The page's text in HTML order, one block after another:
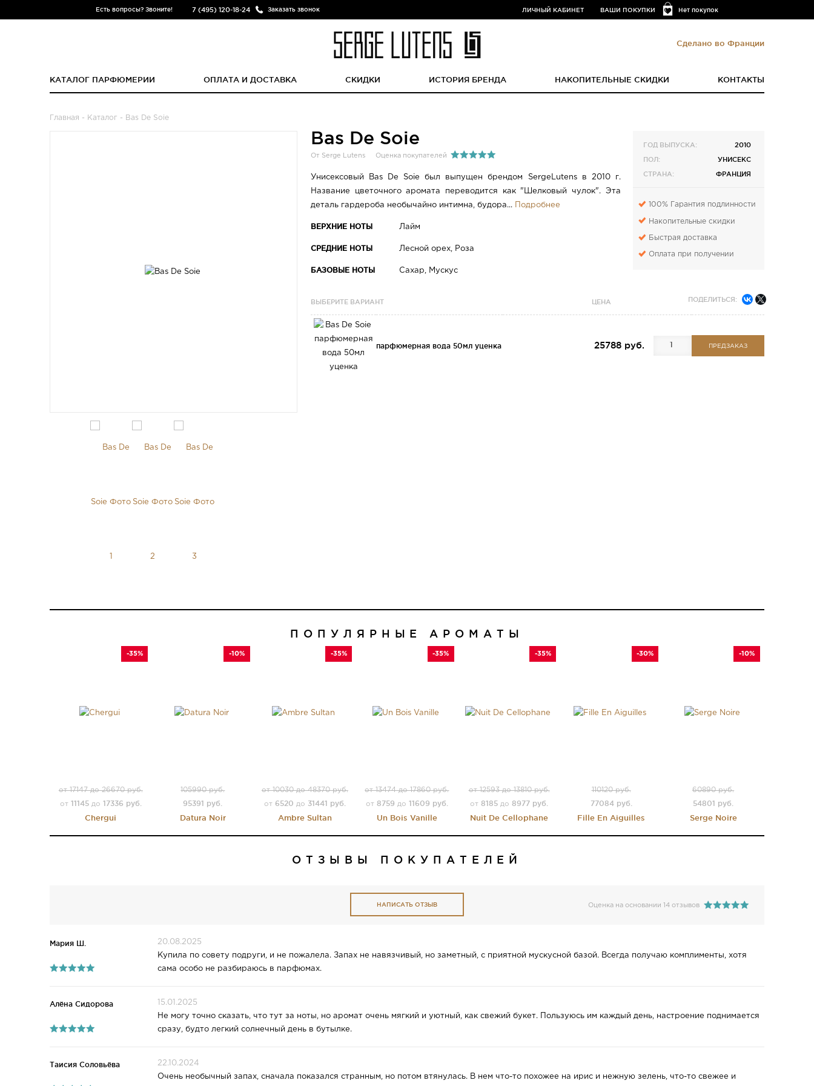
Есть вопросы? Звоните! 7 (495) 120-18-24 Заказать звонок Нет покупок
ЛИЧНЫЙ КАБИНЕТ ВАШИ ПОКУПКИ
Сделано во Франции
КАТАЛОГ ПАРФЮМЕРИИ ОПЛАТА И ДОСТАВКА СКИДКИ ИСТОРИЯ БРЕНДА НАКОПИТЕЛЬНЫЕ СКИДКИ КОНТАКТЫ
Главная - Каталог - Bas De Soie
Bas De Soie
От Serge Lutens Оценка покупателей
Унисексовый Bas De Soie был выпущен брендом SergeLutens в 2010 г.
Название цветочного аромата переводится как "Шелковый чулок". Эта
деталь гардероба необычайно интимна, будора... Подробнее
ВЕРХНИЕ НОТЫ Лайм
СРЕДНИЕ НОТЫ Лесной орех, Роза
БАЗОВЫЕ НОТЫ Сахар, Мускус
ГОД ВЫПУСКА:
2010
ПОЛ:
УНИСЕКС
СТРАНА:
ФРАНЦИЯ
100% Гарантия подлинности
Накопительные скидки
Быстрая доставка
Оплата при получении
ВЫБЕРИТЕ ВАРИАНТ ЦЕНА ПОДЕЛИТЬСЯ:
парфюмерная вода 50мл уценка 25788 руб. ПРЕДЗАКАЗ
ПОПУЛЯРНЫЕ АРОМАТЫ
-35%
от 17147 до 26670 руб.
от 11145до 17336 руб.
Chergui
-10%
105990 руб.
95391 руб.
Datura Noir
-35%
от 10030 до 48370 руб.
от 6520 до 31441 руб.
Ambre Sultan
-35%
от 13474 до 17860 руб.
от 8759 до 11609 руб.
Un Bois Vanille
-35%
от 12593 до 13810 руб.
от8185 до8977 руб.
Nuit De Cellophane
-30%
110120 руб.
77084 руб.
Fille En Aiguilles
-10%
60890 руб.
54801 руб.
Serge Noire
ОТЗЫВЫ ПОКУПАТЕЛЕЙ
НАПИСАТЬ ОТЗЫВ Оценка на основании 14 отзывов
Мария Ш.
20.08.2025
Купила по совету подруги, и не пожалела. Запах не навязчивый, но заметный, с приятной мускусной базой. Всегда получаю комплименты, хотя
сама особо не разбираюсь в парфюмах.
Алёна Сидорова
15.01.2025
Не могу точно сказать, что тут за ноты, но аромат очень мягкий и уютный, как свежий букет. Пользуюсь им каждый день, настроение поднимается
сразу, будто легкий солнечный день в бутылке.
Таисия Соловьёва
22.10.2024
Очень необычный запах, сначала показался странным, но потом втянулась. В нем что-то похожее на ирис и нежную зелень, что-то свежее и